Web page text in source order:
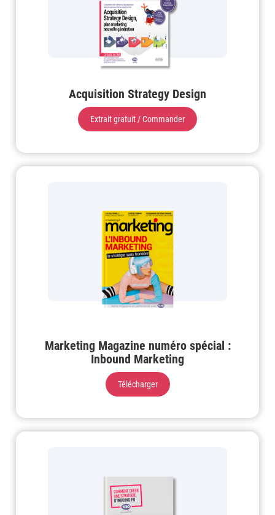
Acquisition Strategy Design
Extrait gratuit / Commander
Marketing Magazine numéro spécial :
Inbound Marketing
Télécharger